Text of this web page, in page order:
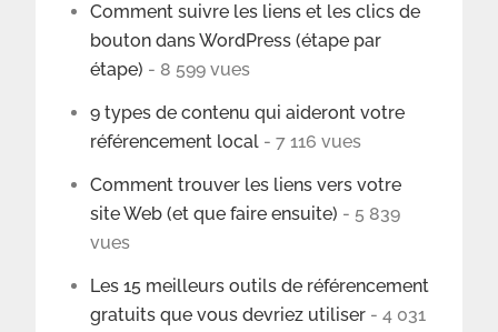
Comment suivre les liens et les clics de
bouton dans WordPress (étape par
étape) - 8 599 vues
9 types de contenu qui aideront votre
référencement local - 7 116 vues
Comment trouver les liens vers votre
site Web (et que faire ensuite) - 5 839
vues
Les 15 meilleurs outils de référencement
gratuits que vous devriez utiliser - 4 031